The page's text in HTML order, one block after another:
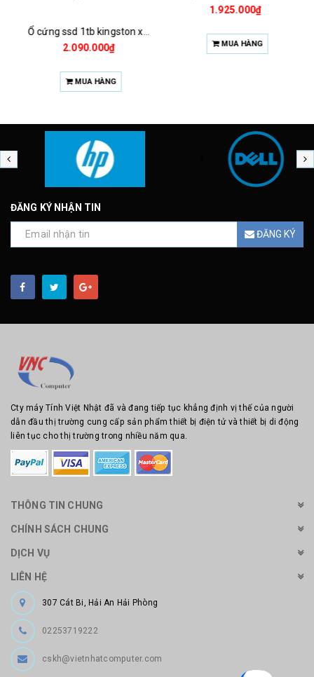
Ổ cứng ssd 1tb kingston xs1000 (bảo hành 3 năm)
2.090.000₫
MUA HÀNG
1.925.000₫
MUA HÀNG
ĐĂNG KÝ NHẬN TIN
ĐĂNG KÝ
Cty máy Tính Việt Nhật đã và đang tiếp tục khẳng định vị thế của người
dẫn đầu thị trường cung cấp sản phẩm thiết bị điện tử và thiết bị di động
liên tục cho thị trường trong nhiều năm qua.
THÔNG TIN CHUNG
CHÍNH SÁCH CHUNG
DỊCH VỤ
LIÊN HỆ
307 Cát Bi, Hải An Hải Phòng
02253719222
cskh@vietnhatcomputer.com